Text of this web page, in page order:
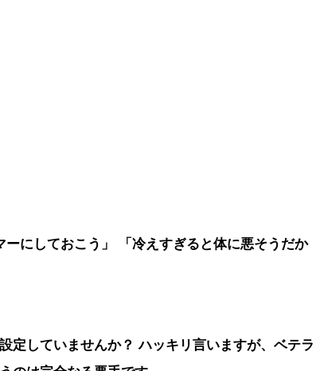
ーにしておこう」 「冷えすぎると体に悪そうだか
していませんか？ ハッキリ言いますが、 ベテラ